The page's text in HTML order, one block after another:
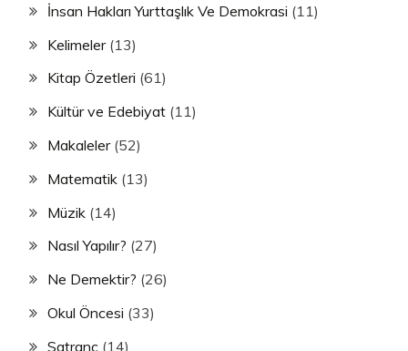
İnsan Hakları Yurttaşlık Ve Demokrasi (11)
Kelimeler(13)
Kitap Özetleri (61)
Kültür ve Edebiyat (11)
Makaleler(52)
Matematik (13)
Müzik (14)
Nasıl Yapılır? (27)
Ne Demektir? (26)
Okul Öncesi (33)
Satranç (14)